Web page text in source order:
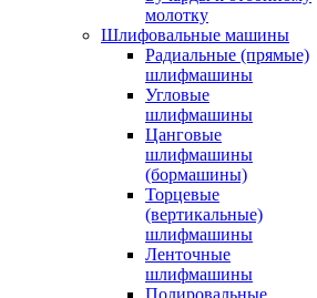
молотку
Шлифовальные машины
Радиальные (прямые)
шлифмашины
Угловые
шлифмашины
Цанговые
шлифмашины
(бормашины)
Торцевые
(вертикальные)
шлифмашины
Ленточные
шлифмашины
Полировальные